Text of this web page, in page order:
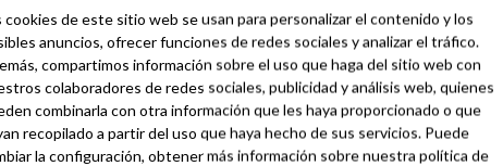
cookies de este sitio web se usan para personalizar el contenido y los
anuncios, ofrecer funciones de redes sociales y analizar el tráfico.
compartimos información sobre el uso que haga del sitio web con
colaboradores de redes sociales, publicidad y análisis web, quienes
combinarla con otra información que les haya proporcionado o que
recopilado a partir del uso que haya hecho de sus servicios. Puede
la configuración, obtener más información sobre nuestra política de